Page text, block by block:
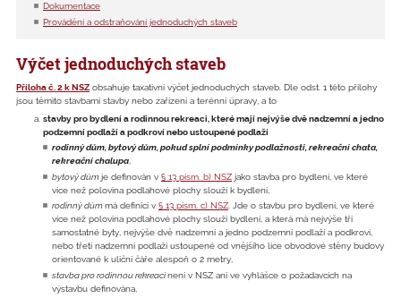
Dokumentace
Provádění a odstraňování jednoduchých staveb
Výčet jednoduchých staveb
Příloha č. 2 k NSZ obsahuje taxativní výčet jednoduchých staveb. Dle odst. 1 této přílohy
jsou těmito stavbami stavby nebo zařízení a terénní úpravy, a to
stavby pro bydlení a rodinnou rekreaci, které mají nejvýše dvě nadzemní a jedno
podzemní podlaží a podkroví nebo ustoupené podlaží
rodinný dům, bytový dům, pokud splní podmínky podlažnosti, rekreační chata,
rekreační chalupa
bytový důmje definován v § 13 písm. b) NSZ jako stavba pro bydlení, ve které
více než polovina podlahové plochy slouží k bydlení,
rodinný důmmá definici v § 13 písm. c) NSZ . Jde o stavbu pro bydlení, ve které
více než polovina podlahové plochy slouží bydlení, a která má nejvýše tři
samostatné byty, nejvýše dvě nadzemní a jedno podzemní podlaží a podkroví,
nebo třetí nadzemní podlaží ustoupené od vnějšího líce obvodové stěny budovy
orientované k uliční čáře alespoň o 2 metry,
stavba pro rodinnou rekreacinení v NSZ ani ve vyhlášce o požadavcích na
výstavbu definována,